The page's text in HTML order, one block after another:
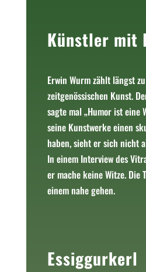
Künstler mit
Erwin Wurm zählt längst
zeitgenössischen Kunst.
sagte mal „Humor ist eine
seine Kunstwerke einen
haben, sieht er sich nicht
In einem Interview des
er mache keine Witze. Die
einem nahe gehen.
Essiggurkerl